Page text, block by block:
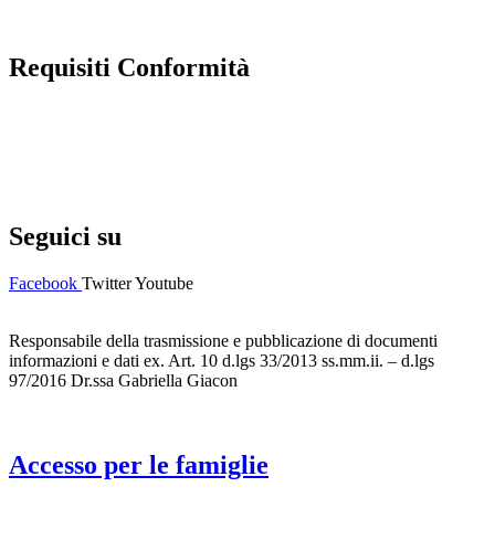
Requisiti Conformità
Seguici su
Facebook TwitterYoutube
Responsabile della trasmissione e pubblicazione di documenti
informazioni e dati ex. Art. 10 d.lgs 33/2013 ss.mm.ii. – d.lgs
97/2016 Dr.ssa Gabriella Giacon
Accesso per le famiglie